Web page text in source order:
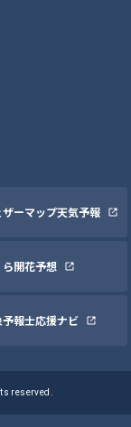
ザーマップ天気予報
ら開花予想
予報士応援ナビ
reserved.